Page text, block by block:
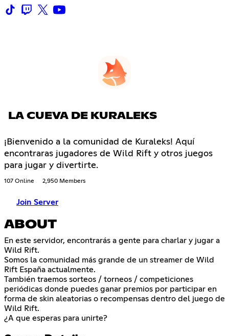
LA CUEVA DE KURALEKS
¡Bienvenido a la comunidad de Kuraleks! Aquí
encontraras jugadores de Wild Rift y otros juegos
para jugar y divertirte.
107 Online 2,950 Members
Join Server
ABOUT
En este servidor, encontrarás a gente para charlar y jugar a
Wild Rift.
Somos la comunidad más grande de un streamer de Wild
Rift España actualmente.
También traemos sorteos / torneos / competiciones
periódicas donde puedes ganar premios por participar en
forma de skin aleatorias o recompensas dentro del juego de
Wild Rift.
¿A que esperas para unirte?